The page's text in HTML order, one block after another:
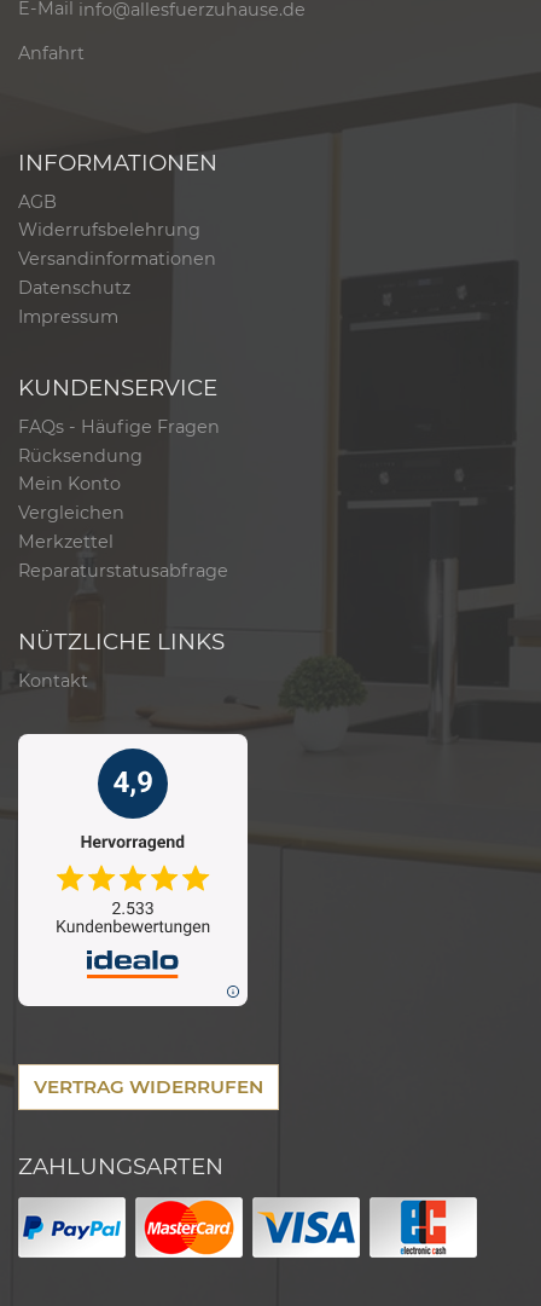
E-Mail info@allesfuerzuhause.de
Anfahrt
INFORMATIONEN
AGB
Widerrufsbelehrung
Versandinformationen
Datenschutz
Impressum
KUNDENSERVICE
FAQs - Häufige Fragen
Rücksendung
Mein Konto
Vergleichen
Merkzettel
Reparaturstatusabfrage
NÜTZLICHE LINKS
Kontakt
VERTRAG WIDERRUFEN
ZAHLUNGSARTEN